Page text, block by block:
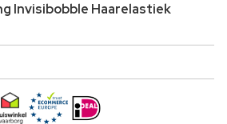
Invisibobble Haarelastiek